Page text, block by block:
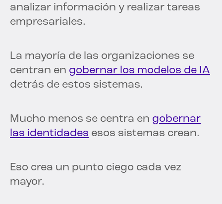
analizar información y realizar tareas
empresariales.
La mayoría de las organizaciones se
centran en gobernar los modelos de IA
detrás de estos sistemas.
Mucho menos se centra en gobernar
las identidades esos sistemas crean.
Eso crea un punto ciego cada vez
mayor.